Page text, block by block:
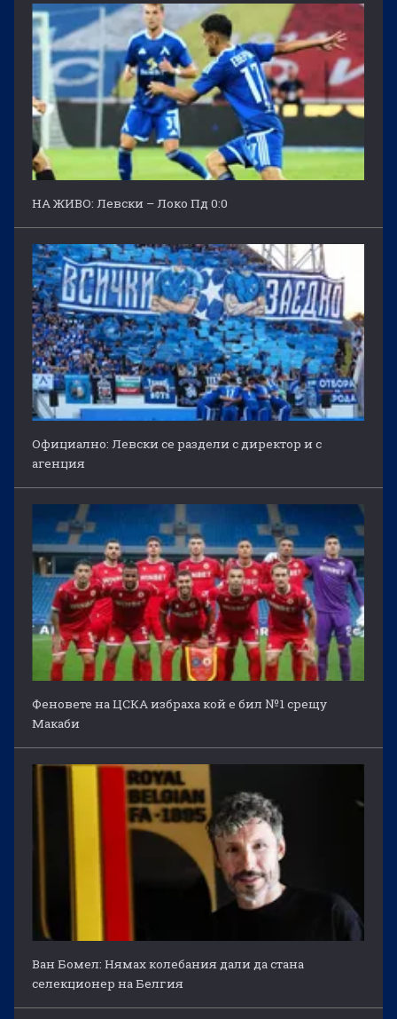
НА ЖИВО: Левски – Локо Пд 0:0
Официално: Левски се раздели с директор и с
агенция
Феновете на ЦСКА избраха кой е бил №1 срещу
Макаби
Ван Бомел: Нямах колебания дали да стана
селекционер на Белгия